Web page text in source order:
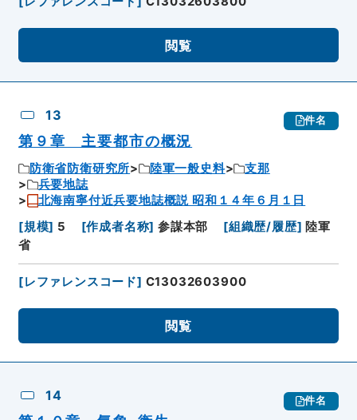
閲覧
13 件名
第９章 主要都市の概況
防衛省防衛研究所 陸軍一般史料
支那
兵要地誌
北海南寧付近兵要地誌概説 昭和１４年６月１日
[規模] 5 [作成者名称] 参謀本部 [組織歴/履歴] 陸軍
省
[レファレンスコード] C13032603900
閲覧
14 件名